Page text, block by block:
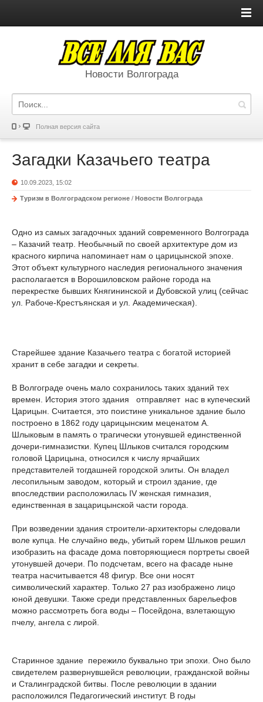
Новости Волгограда
Полная версия сайта
Загадки Казачьего театра
10.09.2023, 15:02
Туризм в Волгоградском регионе / Новости Волгограда
Одно из самых загадочных зданий современного Волгограда
– Казачий театр. Необычный по своей архитектуре дом из
красного кирпича напоминает нам о царицынской эпохе.
Этот объект культурного наследия регионального значения
располагается в Ворошиловском районе города на
перекрестке бывших Княгининской и Дубовской улиц (сейчас
ул. Рабоче-Крестъянская и ул. Академическая).
Старейшее здание Казачьего театра с богатой историей
хранит в себе загадки и секреты.
В Волгограде очень мало сохранилось таких зданий тех
времен. История этого здания отправляет нас в купеческий
Царицын. Считается, это поистине уникальное здание было
построено в 1862 году царицынским меценатом А.
Шлыковым в память о трагически утонувшей единственной
дочери-гимназистки. Купец Шлыков считался городским
головой Царицына, относился к числу ярчайших
представителей тогдашней городской элиты. Он владел
лесопильным заводом, который и строил здание, где
впоследствии расположилась IV женская гимназия,
единственная в зацарицынской части города.
При возведении здания строители-архитекторы следовали
воле купца. Не случайно ведь, убитый горем Шлыков решил
изобразить на фасаде дома повторяющиеся портреты своей
утонувшей дочери. По подсчетам, всего на фасаде ныне
театра насчитывается 48 фигур. Все они носят
символический характер. Только 27 раз изображено лицо
юной девушки. Также среди представленных барельефов
можно рассмотреть бога воды – Посейдона, взлетающую
пчелу, ангела с лирой.
Старинное здание пережило буквально три эпохи. Оно было
свидетелем развернувшейся революции, гражданской войны
и Сталинградской битвы. После революции в здании
расположился Педагогический институт. В годы